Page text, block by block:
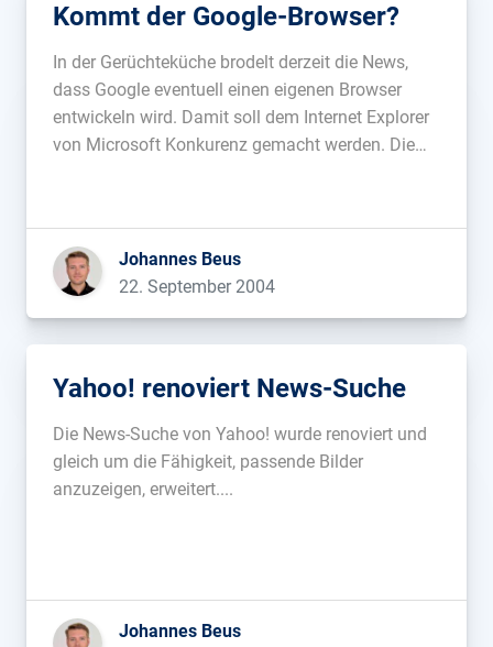
Kommt der Google-Browser?
In der Gerüchteküche brodelt derzeit die News,
dass Google eventuell einen eigenen Browser
entwickeln wird. Damit soll dem Internet Explorer
von Microsoft Konkurenz gemacht werden. Die
Johannes Beus
22. September 2004
Yahoo! renoviert News-Suche
Die News-Suche von Yahoo! wurde renoviert und
gleich um die Fähigkeit, passende Bilder
anzuzeigen, erweitert....
Johannes Beus